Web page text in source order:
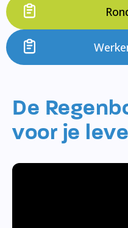
De
voor je